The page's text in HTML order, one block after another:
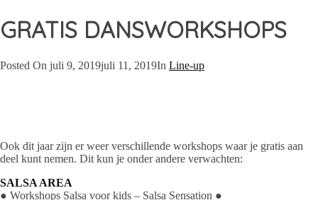
GRATIS DANSWORKSHOPS
Posted On juli 9, 2019juli 11, 2019In Line-up
Ook dit jaar zijn er weer verschillende workshops waar je gratis aan
deel kunt nemen. Dit kun je onder andere verwachten:
SALSA AREA
● Workshops Salsa voor kids – Salsa Sensation ●